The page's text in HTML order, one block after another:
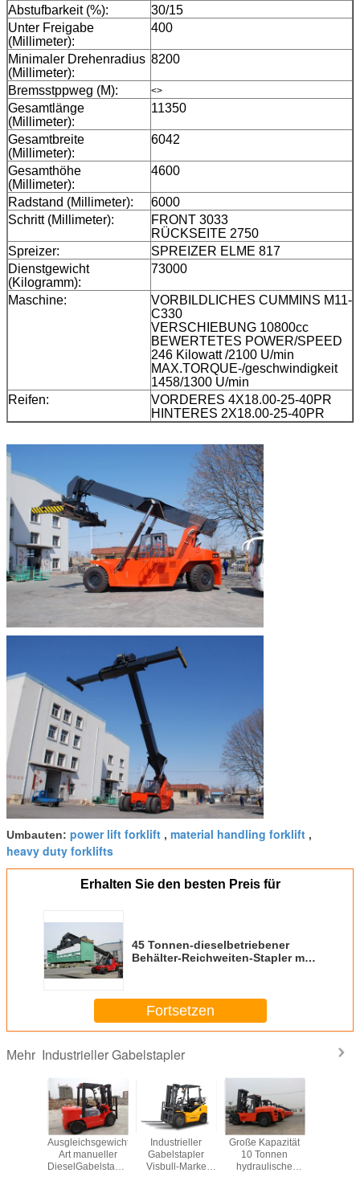
Abstufbarkeit (%):
30/15
Unter Freigabe
(Millimeter):
400
Minimaler Drehenradius
(Millimeter):
8200
Bremsstppweg (M): <>
Gesamtlänge
(Millimeter):
11350
Gesamtbreite
(Millimeter):
6042
Gesamthöhe
(Millimeter):
4600
Radstand (Millimeter):
6000
Schritt (Millimeter):
FRONT 3033
RÜCKSEITE 2750
Spreizer:
SPREIZER ELME 817
Dienstgewicht
(Kilogramm):
73000
Maschine:
VORBILDLICHES CUMMINS M11-
C330
VERSCHIEBUNG 10800cc
BEWERTETES POWER/SPEED
246 Kilowatt /2100 U/min
MAX.TORQUE-/geschwindigkeit
1458/1300 U/min
Reifen:
VORDERES 4X18.00-25-40PR
HINTERES 2X18.00-25-40PR
Umbauten: power lift forklift , material handling forklift ,
heavy duty forklifts
Erhalten Sie den besten Preis für
45 Tonnen-dieselbetriebener
Behälter-Reichweiten-Stapler mit
Fortsetzen
Mehr Industrieller Gabelstapler
Ausgleichsgewicht-
Art manueller
DieselGabelstapler
Industrieller
Gabelstapler
Visbull-Marke
Große Kapazität
10 Tonnen
hydraulische